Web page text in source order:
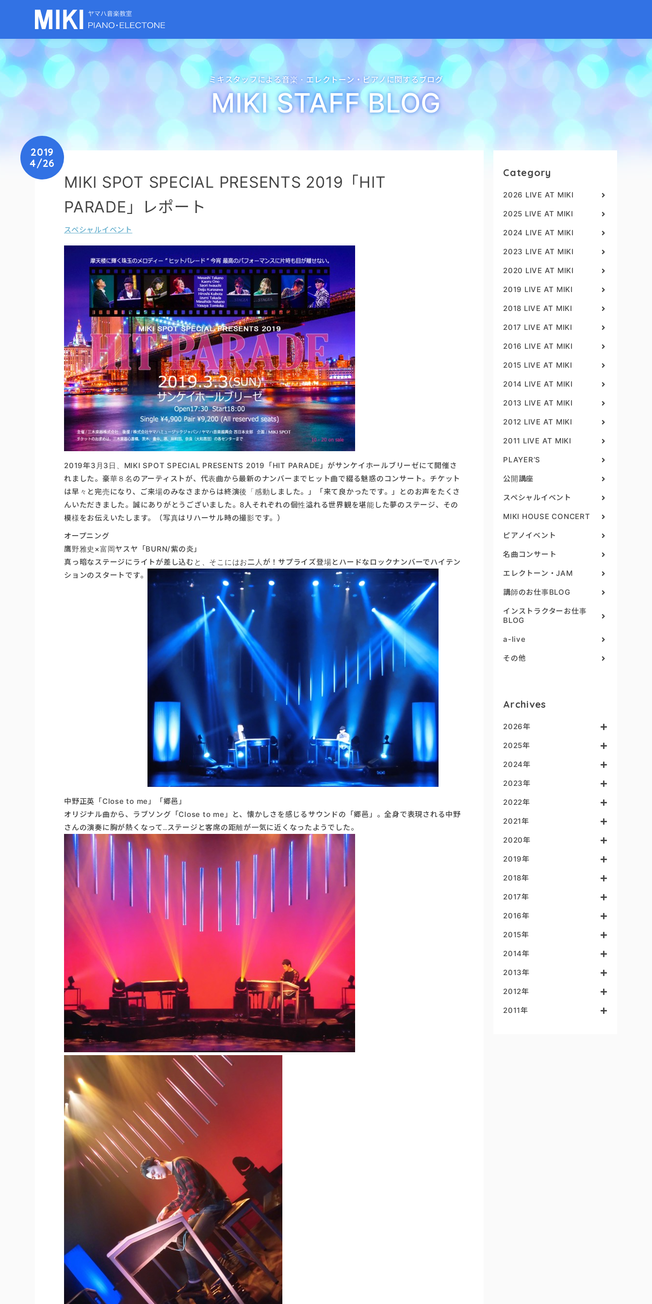
ミキスタッフによる音楽・ エレクトーン・ ピアノに関するブログ
MIKI STAFF BLOG
2019
4/26
MIKI SPOT SPECIAL PRESENTS 2019「HIT
PARADE」レポート
スペシャルイベント
2019年3月3日、MIKI SPOT SPECIAL PRESENTS 2019「HIT PARADE」がサンケイホールブリーゼにて開催さ
れました。豪華８名のアーティストが、代表曲から最新のナンバーまでヒット曲で綴る魅惑のコンサート。チケット
は早々と完売になり、ご来場のみなさまからは終演後「感動しました。」「来て良かったです。」とのお声をたくさ
んいただきました。誠にありがとうございました。8人それぞれの個性溢れる世界観を堪能した夢のステージ、その
模様をお伝えいたします。（写真はリハーサル時の撮影です。）
オープニング
鷹野雅史×富岡ヤスヤ「BURN/紫の炎」
真っ暗なステージにライトが差し込むと、そこにはお二人が！サプライズ登場とハードなロックナンバーでハイテン
ションのスタートです。
中野正英「Close to me」「郷邑」
オリジナル曲から、ラブソング「Close to me」と、懐かしさを感じるサウンドの「郷邑」。全身で表現される中野
さんの演奏に胸が熱くなって‥ステージと客席の距離が一気に近くなったようでした。
Category
2026 LIVE AT MIKI
2025 LIVE AT MIKI
2024 LIVE AT MIKI
2023 LIVE AT MIKI
2020 LIVE AT MIKI
2019 LIVE AT MIKI
2018 LIVE AT MIKI
2017 LIVE AT MIKI
2016 LIVE AT MIKI
2015 LIVE AT MIKI
2014 LIVE AT MIKI
2013 LIVE AT MIKI
2012 LIVE AT MIKI
2011 LIVE AT MIKI
PLAYER’S
公開講座
スペシャルイベント
MIKI HOUSE CONCERT
ピアノイベント
名曲コンサート
エレクトーン・JAM
講師のお仕事BLOG
インストラクターお仕事
BLOG
a-live
その他
Archives
2026年
2025年
2024年
2023年
2022年
2021年
2020年
2019年
2018年
2017年
2016年
2015年
2014年
2013年
2012年
2011年